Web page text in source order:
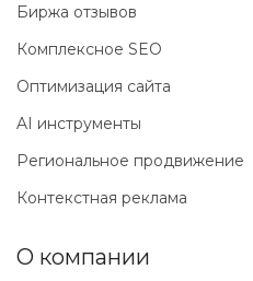
Биржа отзывов
Комплексное SEO
Оптимизация сайта
AI инструменты
Региональное продвижение
Контекстная реклама
О компании